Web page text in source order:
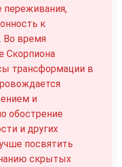
переживания,
к
Во время
Скорпиона
трансформации в
и
обострение
и других
посвятить
скрытых